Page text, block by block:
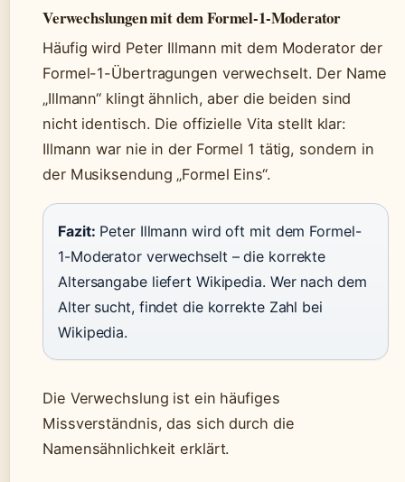
Verwechslungen mit dem Formel-1-Moderator
Häufig wird Peter Illmann mit dem Moderator der
Formel-1-Übertragungen verwechselt. Der Name
„Illmann“ klingt ähnlich, aber die beiden sind
nicht identisch. Die offizielle Vita stellt klar:
Illmann war nie in der Formel 1 tätig, sondern in
der Musiksendung „Formel Eins“.
Fazit: Peter Illmann wird oft mit dem Formel-
1-Moderator verwechselt – die korrekte
Altersangabe liefert Wikipedia. Wer nach dem
Alter sucht, findet die korrekte Zahl bei
Wikipedia.
Die Verwechslung ist ein häufiges
Missverständnis, das sich durch die
Namensähnlichkeit erklärt.